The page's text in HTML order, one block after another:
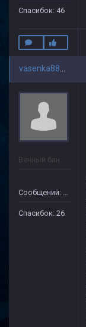
Спасибок: 46
Вечный бан
Сообщений: 31
Спасибок: 26